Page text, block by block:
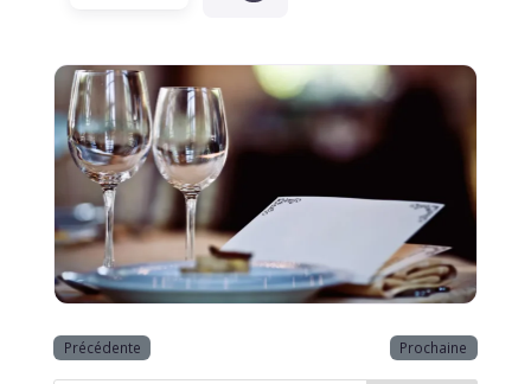
Précédente Prochaine